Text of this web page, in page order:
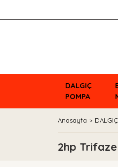
DALGIÇ
POMPA
Anasayfa
2hp